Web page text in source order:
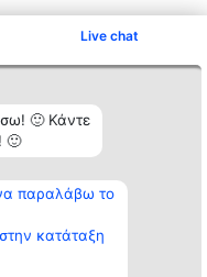
Live chat
🙂 Κάντε
🙂
παραλάβω το
κατάταξη
Επικοινωνία